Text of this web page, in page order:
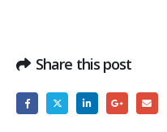
Share this post